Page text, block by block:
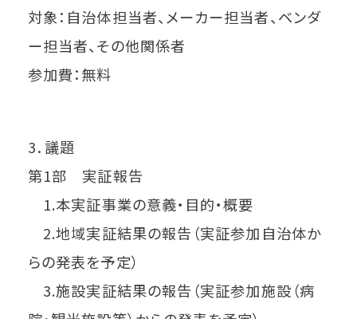
対象：自治体担当者、メーカー担当者、ベンダ
ー担当者、その他関係者
参加費：無料
3．議題
第1部 実証報告
1.本実証事業の意義・目的・概要
2.地域実証結果の報告（実証参加自治体か
らの発表を予定）
3.施設実証結果の報告（実証参加施設（病